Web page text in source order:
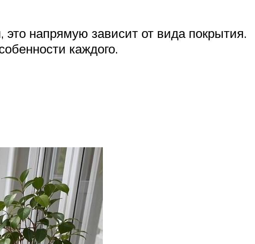
это напрямую зависит от вида покрытия.
каждого.